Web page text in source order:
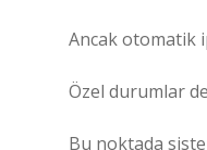
Ancak otomatik
Özel durumlar
Bu noktada